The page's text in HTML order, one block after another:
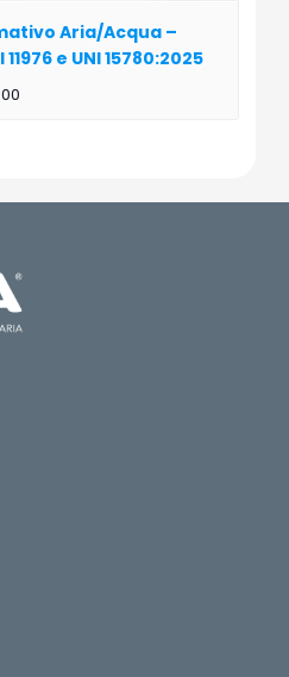
Aria/Acqua –
e UNI 15780:2025